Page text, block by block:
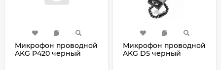
Микрофон проводной
AKG P420 черный
Микрофон проводной
AKG D5 черный